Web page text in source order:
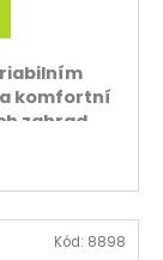
komfortní
zahrad.
Kód: 8898